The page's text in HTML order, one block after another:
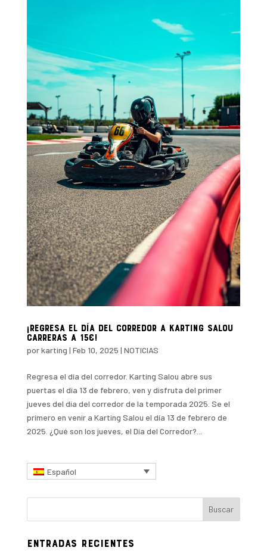
¡Regresa el día del corredor a Karting Salou
carreras a 15€!
porkarting | Feb 10, 2025 | NOTICIAS
Regresa el día del corredor. Karting Salou abre sus
puertas el día 13 de febrero, ven y disfruta del primer
jueves del día del corredor de la temporada 2025. Se el
primero en venir a Karting Salou el día 13 de febrero de
2025. ¿Qué son los jueves, el Día del Corredor?...
Español
Entradas recientes